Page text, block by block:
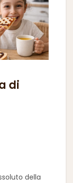
di
della